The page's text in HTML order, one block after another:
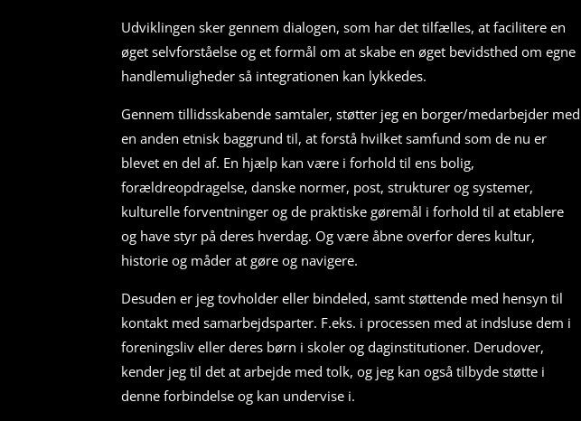
Udviklingen sker gennem dialogen, som har det tilfælles, at facilitere en
øget selvforståelse og et formål om at skabe en øget bevidsthed om egne
handlemuligheder så integrationen kan lykkedes.
Gennem tillidsskabende samtaler, støtter jeg en borger/medarbejder med
en anden etnisk baggrund til, at forstå hvilket samfund som de nu er
blevet en del af. En hjælp kan være i forhold til ens bolig,
forældreopdragelse, danske normer, post, strukturer og systemer,
kulturelle forventninger og de praktiske gøremål i forhold til at etablere
og have styr på deres hverdag. Og være åbne overfor deres kultur,
historie og måder at gøre og navigere.
Desuden er jeg tovholder eller bindeled, samt støttende med hensyn til
kontakt med samarbejdsparter. F.eks. i processen med at indsluse dem i
foreningsliv eller deres børn i skoler og daginstitutioner. Derudover,
kender jeg til det at arbejde med tolk, og jeg kan også tilbyde støtte i
denne forbindelse og kan undervise i.